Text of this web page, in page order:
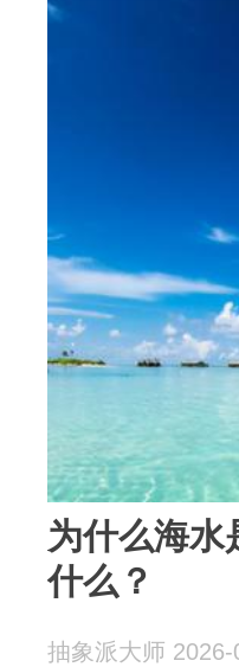
为什么海水
什么？
抽象派大师 2026-